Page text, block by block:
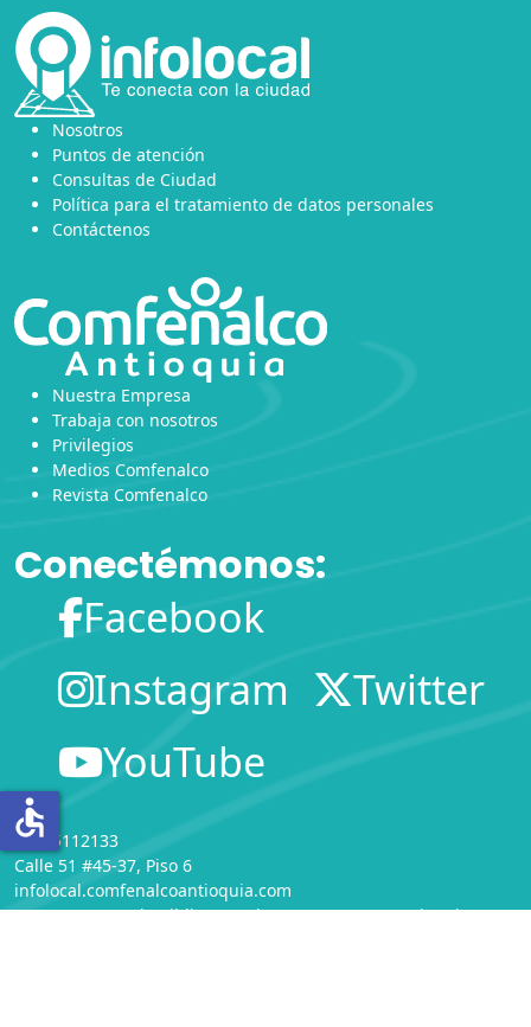
Nosotros
Puntos de atención
Consultas de Ciudad
Política para el tratamiento de datos personales
Contáctenos
Nuestra Empresa
Trabaja con nosotros
Privilegios
Medios Comfenalco
Revista Comfenalco
Conectémonos:
Facebook
Instagram
Twitter
YouTube
(604)5112133
Calle 51 #45-37, Piso 6
infolocal.comfenalcoantioquia.com
Departamento de BibliotecasdeCOMFENALCO Antioquia
accessible